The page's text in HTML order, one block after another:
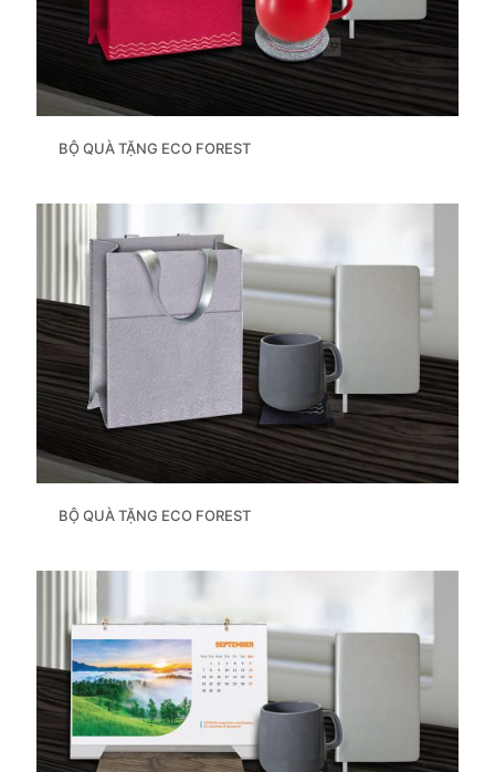
BỘ QUÀ TẶNG ECO FOREST
BỘ QUÀ TẶNG ECO FOREST